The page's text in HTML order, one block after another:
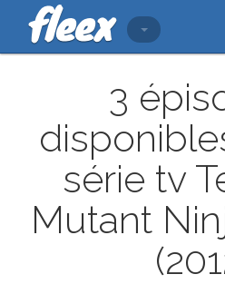
3
série tv
Mutant